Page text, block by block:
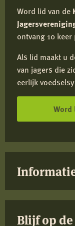
Word lid van de
ontvang 10
Als lid maakt u
van jagers die
eerlijk
Word
Blijf op